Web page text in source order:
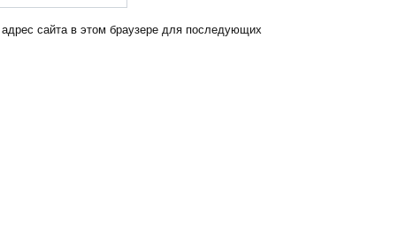
сайта в этом браузере для последующих